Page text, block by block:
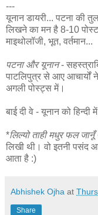
---
यूनान डायरी... पटना की
लिखने का मन है 8-10
माइथोलॉजी, भूत, वर्तमान...
पटना और यूनान-
पाटलिपुत्र से आए आचार्यों
अगली पोस्ट्स में।
बाई दी वे - यूनान को हिन्दी में
*लिल्यो ताही मधुर फल जानूँ
लिखी थी। वो इतनी पसंद
आता है :)
Abhishek Ojha at
Share